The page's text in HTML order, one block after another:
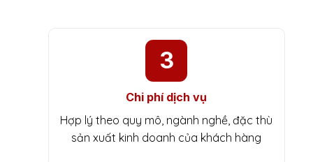
3
Chi phí dịch vụ
Hợp lý theo quy mô, ngành nghề, đặc thù
sản xuất kinh doanh của khách hàng